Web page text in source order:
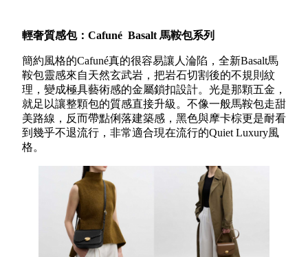
輕奢質感包：Cafuné Basalt 馬鞍包系列
簡約風格的Cafuné真的很容易讓人淪陷，全新Basalt馬
鞍包靈感來自天然玄武岩，把岩石切割後的不規則紋
理，變成極具藝術感的金屬鎖扣設計。光是那顆五金，
就足以讓整顆包的質感直接升級。不像一般馬鞍包走甜
美路線，反而帶點俐落建築感，黑色與摩卡棕更是耐看
到幾乎不退流行，非常適合現在流行的Quiet Luxury風
格。